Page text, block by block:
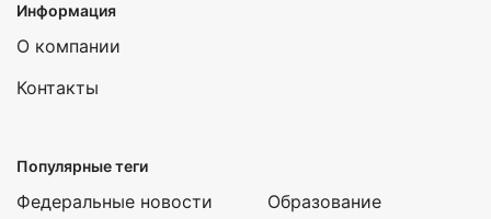
Информация
О компании
Контакты
Популярные теги
Федеральные новости
Образование